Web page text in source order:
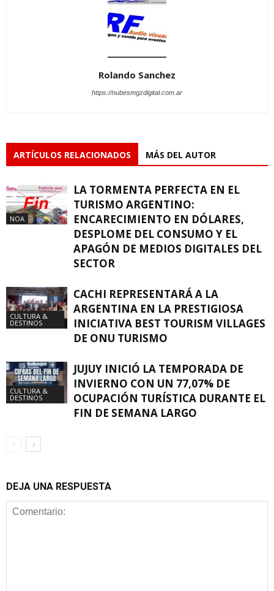
Rolando Sanchez
https://nubesmgzdigital.com.ar
ARTÍCULOS RELACIONADOS MÁS DEL AUTOR
NOA
LA TORMENTA PERFECTA EN EL
TURISMO ARGENTINO:
ENCARECIMIENTO EN DÓLARES,
DESPLOME DEL CONSUMO Y EL
APAGÓN DE MEDIOS DIGITALES DEL
SECTOR
CULTURA &
DESTINOS
CACHI REPRESENTARÁ A LA
ARGENTINA EN LA PRESTIGIOSA
INICIATIVA BEST TOURISM VILLAGES
DE ONU TURISMO
CULTURA &
DESTINOS
JUJUY INICIÓ LA TEMPORADA DE
INVIERNO CON UN 77,07% DE
OCUPACIÓN TURÍSTICA DURANTE EL
FIN DE SEMANA LARGO
DEJA UNA RESPUESTA